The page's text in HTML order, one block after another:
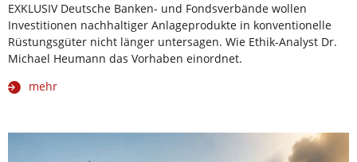
EXKLUSIV Deutsche Banken- und Fondsverbände wollen
Investitionen nachhaltiger Anlageprodukte in konventionelle
Rüstungsgüter nicht länger untersagen. Wie Ethik-Analyst Dr.
Michael Heumann das Vorhaben einordnet.
mehr